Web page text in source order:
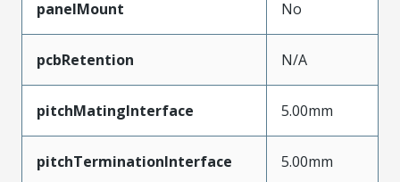
panelMount No
pcbRetention N/A
pitchMatingInterface 5.00mm
pitchTerminationInterface 5.00mm